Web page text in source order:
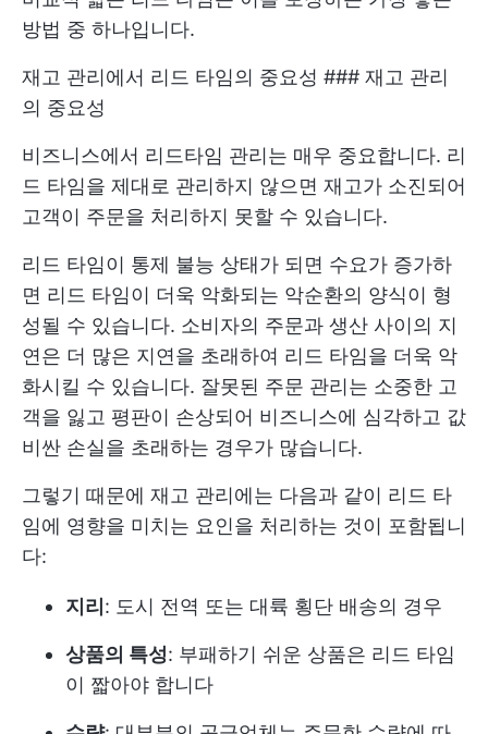
방법 중 하나입니다.
재고 관리에서 리드 타임의 중요성 ### 재고 관리
의 중요성
비즈니스에서 리드타임 관리는 매우 중요합니다. 리
드 타임을 제대로 관리하지 않으면 재고가 소진되어
고객이 주문을 처리하지 못할 수 있습니다.
리드 타임이 통제 불능 상태가 되면 수요가 증가하
면 리드 타임이 더욱 악화되는 악순환의 양식이 형
성될 수 있습니다. 소비자의 주문과 생산 사이의 지
연은 더 많은 지연을 초래하여 리드 타임을 더욱 악
화시킬 수 있습니다. 잘못된 주문 관리는 소중한 고
객을 잃고 평판이 손상되어 비즈니스에 심각하고 값
비싼 손실을 초래하는 경우가 많습니다.
그렇기 때문에 재고 관리에는 다음과 같이 리드 타
임에 영향을 미치는 요인을 처리하는 것이 포함됩니
다:
지리: 도시 전역 또는 대륙 횡단 배송의 경우
상품의 특성: 부패하기 쉬운 상품은 리드 타임
이 짧아야 합니다